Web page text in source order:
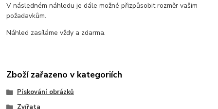
V následném náhledu je dále možné přizpůsobit rozměr vašim
požadavkům.
Náhled zasíláme vždy a zdarma.
Zboží zařazeno v kategoriích
Pískování obrázků
Zvířata